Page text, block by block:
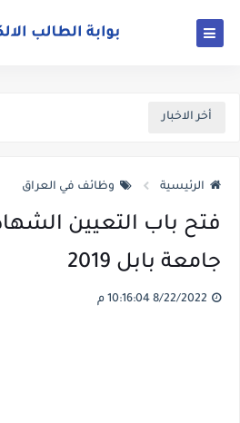
أخر الاخبار
الرئيسية وظائف في العراق
فتح باب التعيين
جامعة بابل 2019